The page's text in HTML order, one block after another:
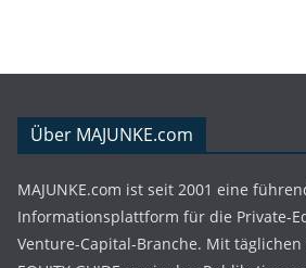
Über MAJUNKE.com
MAJUNKE.com ist seit 2001 eine
Informationsplattform für die Private-
Venture-Capital-Branche. Mit